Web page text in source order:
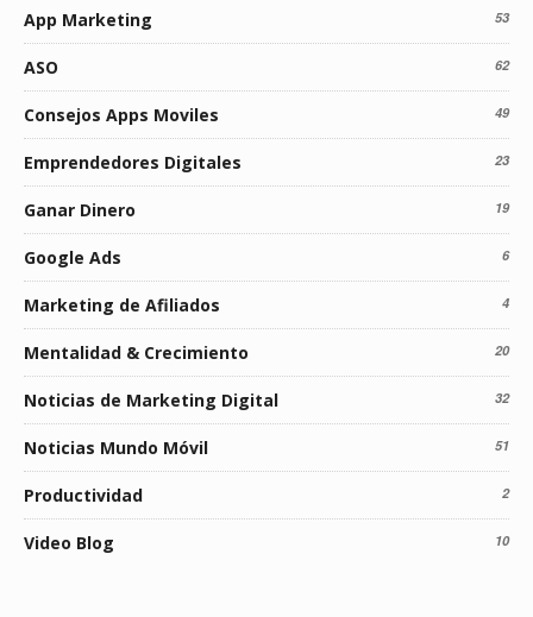
App Marketing 53
ASO 62
Consejos Apps Moviles 49
Emprendedores Digitales 23
Ganar Dinero 19
Google Ads 6
Marketing de Afiliados 4
Mentalidad & Crecimiento 20
Noticias de Marketing Digital 32
Noticias Mundo Móvil 51
Productividad 2
Video Blog 10